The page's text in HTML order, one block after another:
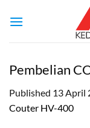
Pembelian
Published 13 April
Couter HV-400